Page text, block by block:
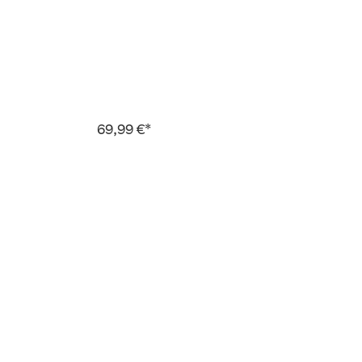
69,99 €*